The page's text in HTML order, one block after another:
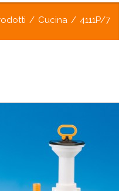
/ Cucina / 4111P/7